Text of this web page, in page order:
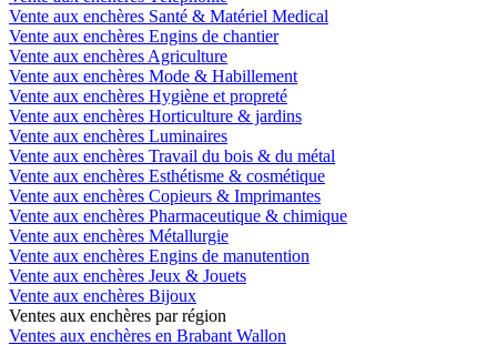
Vente aux enchères Santé & Matériel Medical
Vente aux enchères Engins de chantier
Vente aux enchères Agriculture
Vente aux enchères Mode & Habillement
Vente aux enchères Hygiène et propreté
Vente aux enchères Horticulture & jardins
Vente aux enchères Luminaires
Vente aux enchères Travail du bois & du métal
Vente aux enchères Esthétisme & cosmétique
Vente aux enchères Copieurs & Imprimantes
Vente aux enchères Pharmaceutique & chimique
Vente aux enchères Métallurgie
Vente aux enchères Engins de manutention
Vente aux enchères Jeux & Jouets
Vente aux enchères Bijoux
Ventes aux enchères par région
Ventes aux enchères en Brabant Wallon